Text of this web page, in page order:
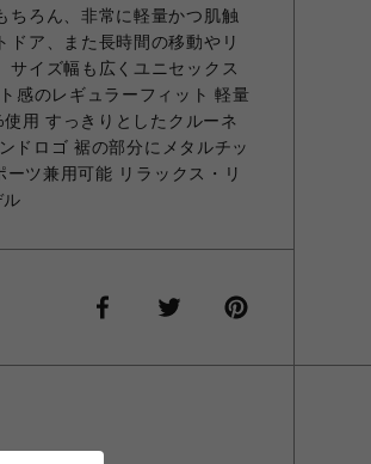
ちろん、非常に軽量かつ肌触
ドア、また長時間の移動やリ
サイズ幅も広くユニセックス
感のレギュラーフィット 軽量
用 すっきりとしたクルーネ
ドロゴ 裾の部分にメタルチッ
ツ兼用可能 リラックス・リ